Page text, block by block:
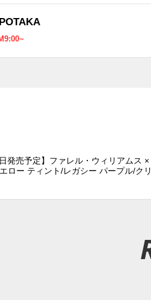
発売予定】ファレル・ウィリアムス
ロー ティント/レガシー パープル/ク